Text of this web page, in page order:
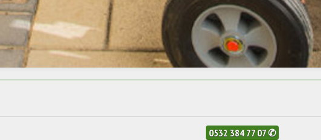
0532 384 77 07 ✆